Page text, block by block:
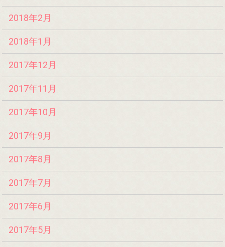
2018年2月
2018年1月
2017年12月
2017年11月
2017年10月
2017年9月
2017年8月
2017年7月
2017年6月
2017年5月